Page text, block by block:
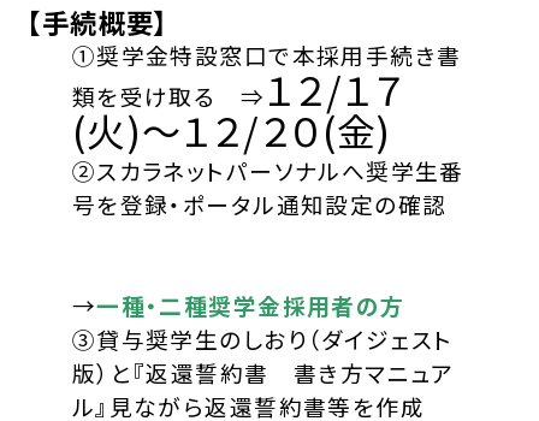
【手続概要】
①奨学金特設窓口で本採用手続き書
類を受け取る ⇒ １２/１７
(火)～１２/２０(金)
②スカラネットパーソナルへ奨学生番
号を登録・ポータル通知設定の確認
→一種・二種奨学金採用者の方
③貸与奨学生のしおり（ダイジェスト
版）と『返還誓約書 書き方マニュア
ル』見ながら返還誓約書等を作成